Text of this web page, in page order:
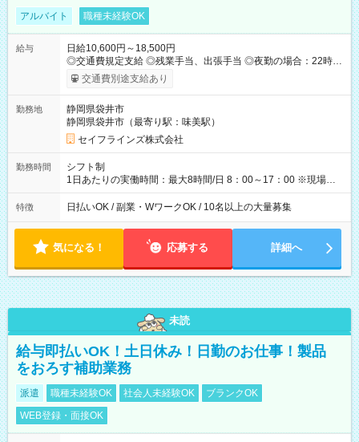
アルバイト 職種未経験OK
給与
日給10,600円～18,500円
◎交通費規定支給 ◎残業手当、出張手当 ◎夜勤の場合：22時～
翌5時は割増給与 ◎日払い・週払い可(希望者／条件有) ◎社食あ
ダブルワークも可能です☺ ◎髪色、ピアス、タトゥーOK おしゃ
れも自由に楽しめます！ 【試用期間】試用期間あり 試用期間の
長さ：3ヶ月 雇用形態、給与は本採用時と同じです。
交通費別途支給あり
勤務地
静岡県袋井市
静岡県袋井市（最寄り駅：味美駅）
セイフラインズ株式会社
勤務時間
シフト制
1日あたりの実働時間：最大8時間/日 8：00～17：00 ※現場によ
っては多少時間は前後します ▶残業ほとんどなし！ ▶時間より
早く終わることの方が多いと思います。現場によっては午前中
望の方は夜勤（21:00～6:00）のお仕事も可能。
特徴 日払いOK / 副業・WワークOK / 10名以上の大量募集
気になる！ 応募する 詳細へ
未読
給与即払いOK！土日休み！日勤のお仕事！製品
をおろす補助業務
派遣 職種未経験OK 社会人未経験OK
ブランクOK
WEB登録・面接OK